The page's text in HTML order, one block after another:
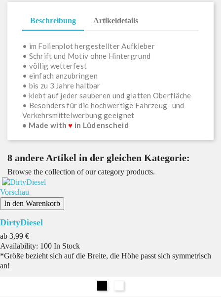
Beschreibung Artikeldetails
• im Folienplot hergestellter Aufkleber
• Schrift und Motiv ohne Hintergrund
• völlig wetterfest
• einfach anzubringen
• bis zu 3 Jahre haltbar
• klebt auf jeder sauberen und glatten Oberfläche
• Besonders für die hochwertige Fahrzeug- und
Verkehrsmittelwerbung geeignet
• Made with♥ in Lüdenscheid
8 andere Artikel in der gleichen Kategorie:
Browse the collection of our category products.
Vorschau
In den Warenkorb
DirtyDiesel
ab Preis
3,99 €
Availability: 100 In Stock
*Größe bezieht sich auf die Breite, die Höhe passt sich symmetrisch
an!